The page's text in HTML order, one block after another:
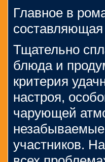
Главное в
составляющая
Тщательно
блюда и
критерия
настроя,
чарующей
незабываемые
участников.